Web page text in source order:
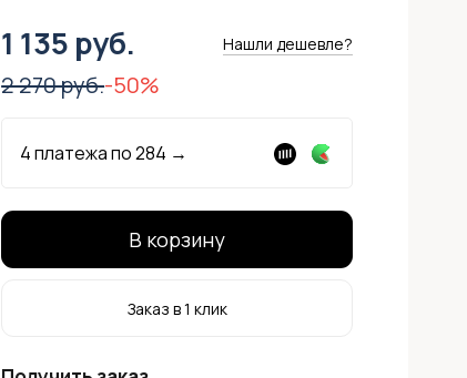
1 135 руб. Нашли дешевле?
2 270 руб.-50%
4 платежа по284 →
В корзину
Заказ в 1 клик